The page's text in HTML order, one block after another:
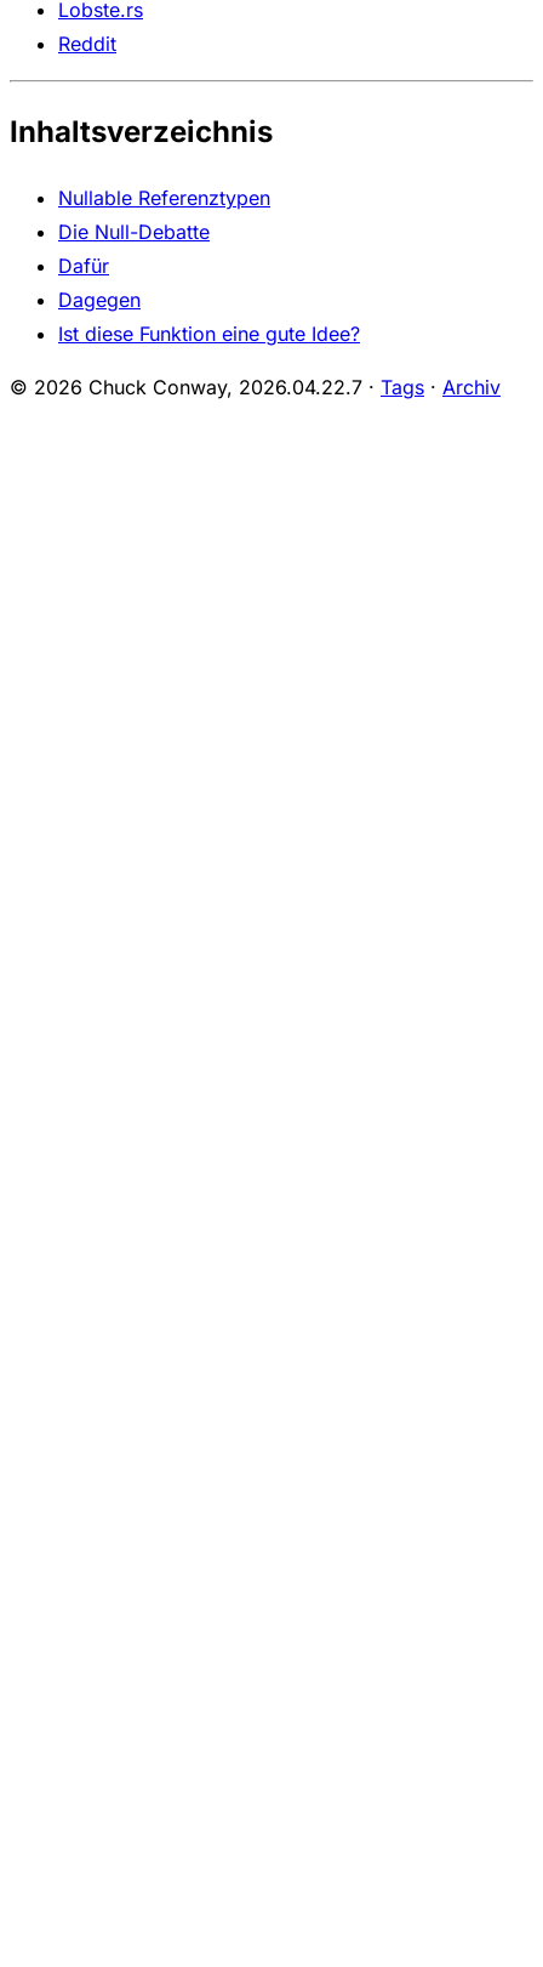
Lobste.rs
Reddit
Inhaltsverzeichnis
Nullable Referenztypen
Die Null-Debatte
Dafür
Dagegen
Ist diese Funktion eine gute Idee?
© 2026 Chuck Conway, 2026.04.22.7 · Tags · Archiv